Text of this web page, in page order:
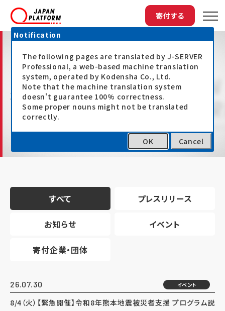
寄付する
最新情報
すべて プレスリリース
お知らせ イベント
寄付企業・団体
26.07.30 イベント
8/4（火）【緊急開催】令和8年熊本地震被災者支援 プログラム説
Notification
The following pages are translated by J-SERVER
Professional, a web-based machine translation
system, operated by Kodensha Co., Ltd.
Note that the machine translation system
doesn't guarantee 100% correctness.
Some proper nouns might not be translated
correctly.
OK Cancel